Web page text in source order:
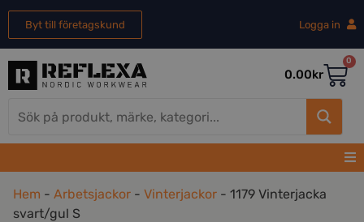
Byt till företagskund Logga in
0.00kr
0
Hem - Arbetsjackor - Vinterjackor - 1179 Vinterjacka
svart/gul S